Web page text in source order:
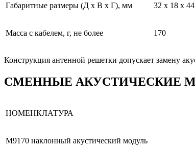
Габаритные размеры (Д х В х Г), мм 32 х 18 х 44
Масса с кабелем, г, не более 170
Конструкция антенной решетки допускает замену
СМЕННЫЕ АКУСТИЧЕСКИЕ
НОМЕНКЛАТУРА
М9170 наклонный акустический модуль